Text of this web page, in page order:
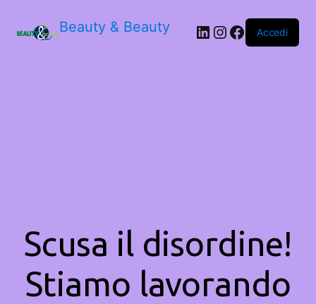
Beauty & Beauty LinkedIn
Instagram
Facebook
Accedi
Scusa il disordine!
Stiamo lavorando